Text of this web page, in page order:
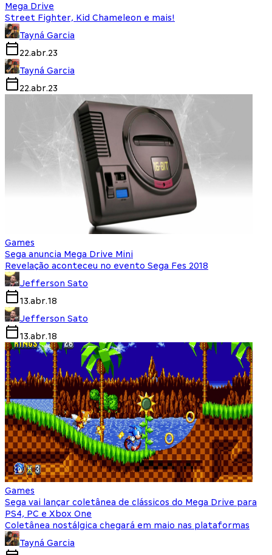
Mega Drive
Street Fighter, Kid Chameleon e mais!
Tayná Garcia
22.abr.23
Tayná Garcia
22.abr.23
Games
Sega anuncia Mega Drive Mini
Revelação aconteceu no evento Sega Fes 2018
Jefferson Sato
13.abr.18
Jefferson Sato
13.abr.18
Games
Sega vai lançar coletânea de clássicos do Mega Drive para
PS4, PC e Xbox One
Coletânea nostálgica chegará em maio nas plataformas
Tayná Garcia